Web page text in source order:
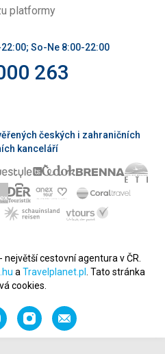
platformy
So-Ne 8:00-22:00
263
českých i zahraničních
kanceláří
cestovní agentura v ČR.
a Travelplanet.pl
. Tato stránka
cookies.
InstagramNapište
nám